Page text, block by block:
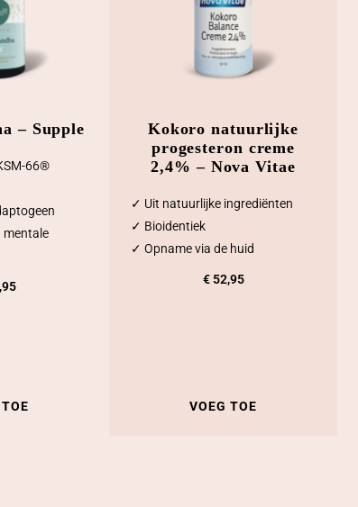
– Supple
66®
mentale
Kokoro natuurlijke
progesteron creme
2,4% – Nova Vitae
✓ Uit natuurlijke ingrediënten
✓ Bioidentiek
✓ Opname via de huid
€52,95
VOEG TOE